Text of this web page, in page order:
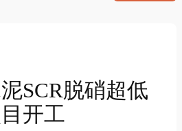
SCR脱硝超低
开工